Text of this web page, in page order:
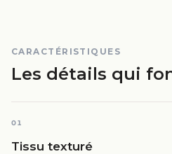
CARACTÉRISTIQUES
Les détails qui
01
Tissu texturé